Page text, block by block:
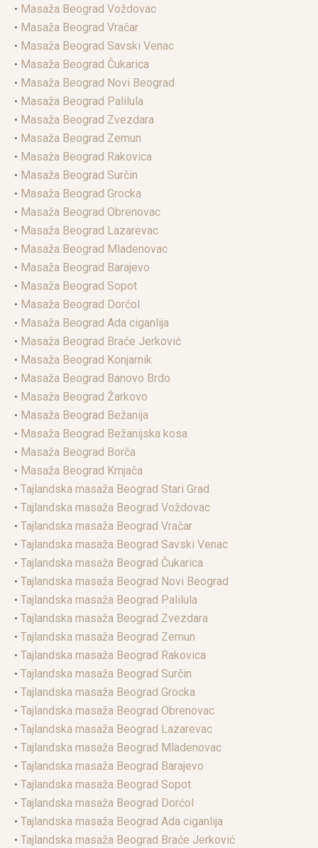
• Masaža Beograd Voždovac
• Masaža Beograd Vračar
• Masaža Beograd Savski Venac
• Masaža Beograd Čukarica
• Masaža Beograd Novi Beograd
• Masaža Beograd Palilula
• Masaža Beograd Zvezdara
• Masaža Beograd Zemun
• Masaža Beograd Rakovica
• Masaža Beograd Surčin
• Masaža Beograd Grocka
• Masaža Beograd Obrenovac
• Masaža Beograd Lazarevac
• Masaža Beograd Mladenovac
• Masaža Beograd Barajevo
• Masaža Beograd Sopot
• Masaža Beograd Dorćol
• Masaža Beograd Ada ciganlija
• Masaža Beograd Braće Jerković
• Masaža Beograd Konjarnik
• Masaža Beograd Banovo Brdo
• Masaža Beograd Žarkovo
• Masaža Beograd Bežanija
• Masaža Beograd Bežanijska kosa
• Masaža Beograd Borča
• Masaža Beograd Krnjača
• Tajlandska masaža Beograd Stari Grad
• Tajlandska masaža Beograd Voždovac
• Tajlandska masaža Beograd Vračar
• Tajlandska masaža Beograd Savski Venac
• Tajlandska masaža Beograd Čukarica
• Tajlandska masaža Beograd Novi Beograd
• Tajlandska masaža Beograd Palilula
• Tajlandska masaža Beograd Zvezdara
• Tajlandska masaža Beograd Zemun
• Tajlandska masaža Beograd Rakovica
• Tajlandska masaža Beograd Surčin
• Tajlandska masaža Beograd Grocka
• Tajlandska masaža Beograd Obrenovac
• Tajlandska masaža Beograd Lazarevac
• Tajlandska masaža Beograd Mladenovac
• Tajlandska masaža Beograd Barajevo
• Tajlandska masaža Beograd Sopot
• Tajlandska masaža Beograd Dorćol
• Tajlandska masaža Beograd Ada ciganlija
• Tajlandska masaža Beograd Braće Jerković